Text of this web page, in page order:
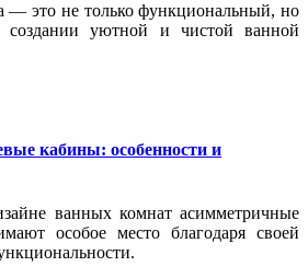
— это не только функциональный, но
уютной и чистой ванной
кабины: особенности и
ванных комнат асимметричные
особое место благодаря своей